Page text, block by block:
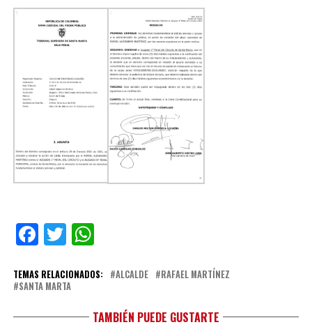
Facebook
TwitterWhatsApp
TEMAS RELACIONADOS: ALCALDE
RAFAEL MARTÍNEZ
SANTA MARTA
TAMBIÉN PUEDE GUSTARTE